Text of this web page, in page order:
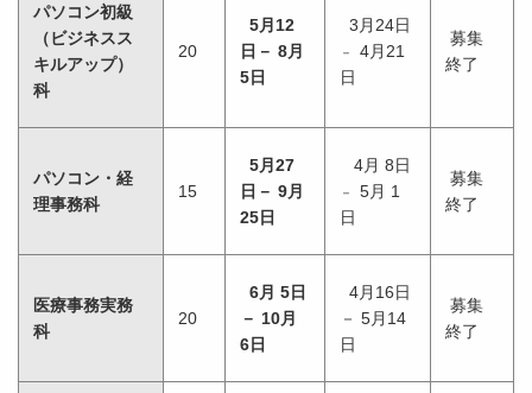
パソコン初級
（ビジネスス
キルアップ）
科
20
5月12
日－ 8月
5日
3月24日
－ 4月21
日
募集
終了
パソコン・経
理事務科
15
5月27
日－ 9月
25日
4月 8日
－ 5月 1
日
募集
終了
医療事務実務
科
20
6月 5日
－ 10月
6日
4月16日
－ 5月14
日
募集
終了